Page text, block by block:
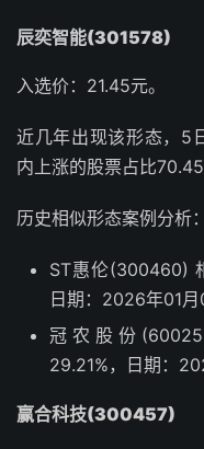
辰奕智能(301578)
入选价：21.45元。
近几年出现该形态，5
内上涨的股票占比
历史相似形态案例分析：
ST惠伦(300460)
日期：2026年01月
冠农股份
29.21%，日期：
赢合科技(300457)